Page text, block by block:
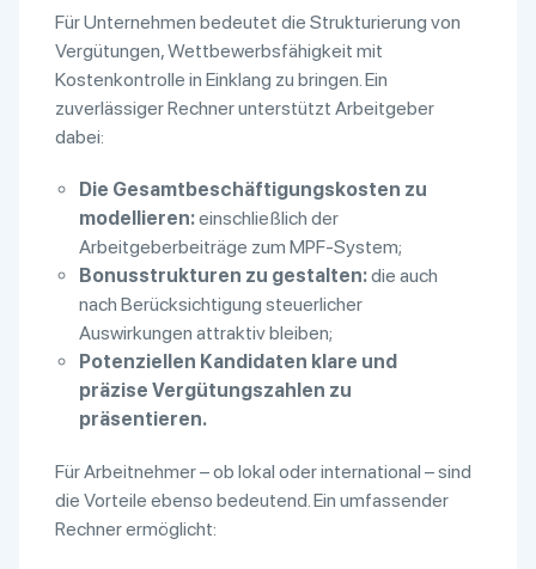
Für Unternehmen bedeutet die Strukturierung von
Vergütungen, Wettbewerbsfähigkeit mit
Kostenkontrolle in Einklang zu bringen. Ein
zuverlässiger Rechner unterstützt Arbeitgeber
dabei:
Die Gesamtbeschäftigungskosten zu
modellieren:einschließlich der
Arbeitgeberbeiträge zum MPF-System;
Bonusstrukturen zu gestalten:die auch
nach Berücksichtigung steuerlicher
Auswirkungen attraktiv bleiben;
Potenziellen Kandidaten klare und
präzise Vergütungszahlen zu
präsentieren.
Für Arbeitnehmer – ob lokal oder international – sind
die Vorteile ebenso bedeutend. Ein umfassender
Rechner ermöglicht: